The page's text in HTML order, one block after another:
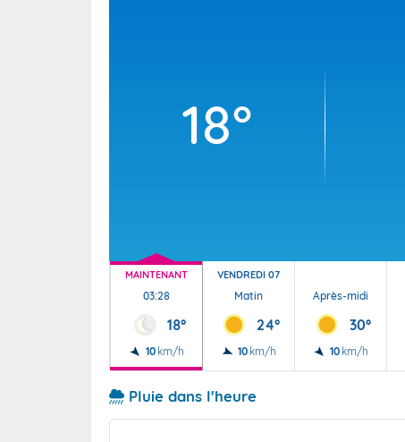
18°
MAINTENANT
03:28
18°
10 km/h
VENDREDI 07
Matin
24°
10 km/h
Après-midi
30°
10 km/h
Pluie dans l'heure